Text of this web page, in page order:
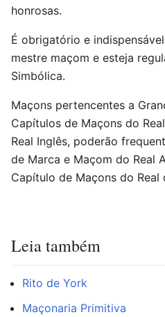
honrosas.
É obrigatório e
mestre maçom e esteja
Simbólica.
Maçons pertencentes a
Capítulos de Maçons do
Real Inglês, poderão
de Marca e Maçom do Real
Capítulo de Maçons do Real
Leia também
Rito de York
Maçonaria Primitiva